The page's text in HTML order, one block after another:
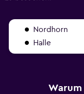
Nordhorn
Halle